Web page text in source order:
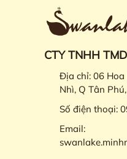
CTY TNHH
Địa chỉ: 06 Hoa
Nhì, Q Tân
Số điện thoại:
Email: